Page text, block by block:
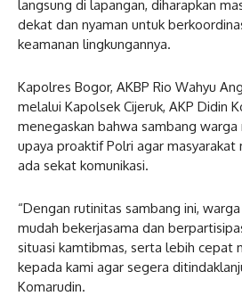
langsung di lapangan, diharapkan
dekat dan nyaman untuk
keamanan lingkungannya.
Kapolres Bogor, AKBP Rio Wahyu
melalui Kapolsek Cijeruk, AKP Didin
menegaskan bahwa sambang
upaya proaktif Polri agar masyarakat
ada sekat komunikasi.
“Dengan rutinitas sambang ini,
mudah bekerjasama dan
situasi kamtibmas, serta lebih cepat
kepada kami agar segera
Komarudin.